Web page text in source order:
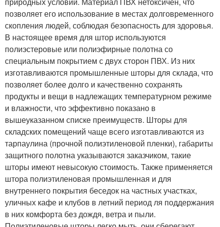
позволяет его использование в местах долговременного
скопления людей, соблюдая безопасность для здоровья.
В настоящее время для штор используются
полиэстеровые или полиэфирные полотна со
специальным покрытием с двух сторон ПВХ. Из них
изготавливаются промышленные шторы для склада, что
позволяет более долго и качественно сохранять
продукты и вещи в надлежащих температурном режиме
и влажности, что эффективно показано в
вышеуказанном списке преимуществ. Шторы для
складских помещений чаще всего изготавливаются из
тарпаулина (прочной полиэтиленовой пленки), габариты
защитного полотна указываются заказчиком, такие
шторы имеют невысокую стоимость. Также применяется
штора полиэтиленовая промышленная и для
внутреннего покрытия беседок на частных участках,
уличных кафе и клубов в летний период ля поддержания
в них комфорта без дождя, ветра и пыли.